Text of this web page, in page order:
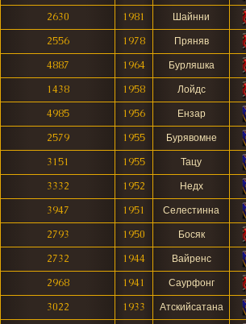
2630
1981
Шайнни
2556
1978
Пряняв
4887
1964
Бурляшка
1438
1958
Лойдс
4985
1956
Ензар
2579
1955
Бурявомне
3151
1955
Тацу
3332
1952
Недх
3947
1951
Селестинна
2793
1950
Босяк
2732
1944
Вайренс
2968
1941
Саурфонг
3022
1933
Атскийсатана